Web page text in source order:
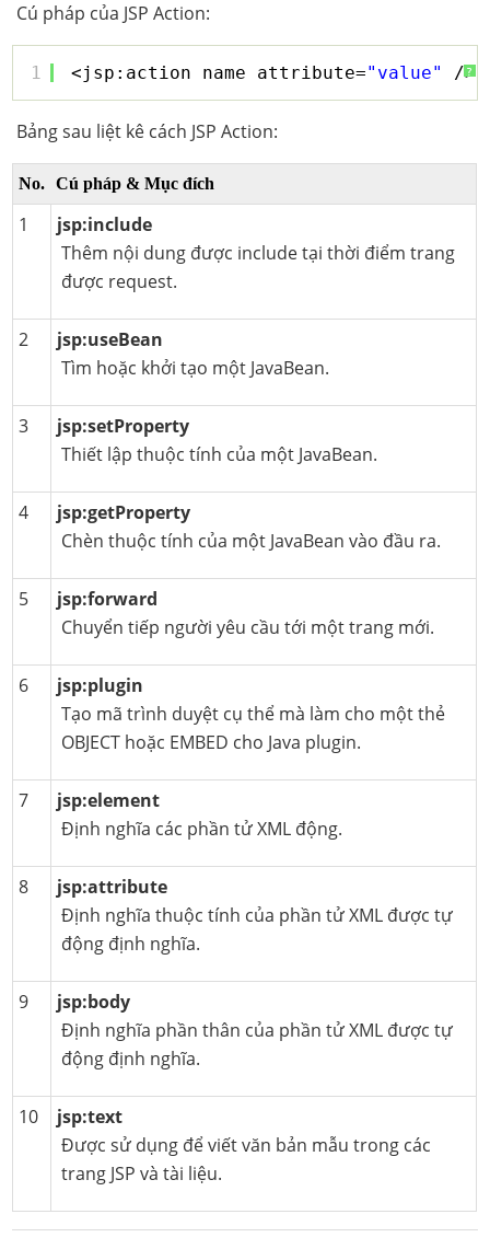
Cú pháp của JSP Action:
?
1 <jsp:action_name attribute="value" />
Bảng sau liệt kê cách JSP Action:
No. Cú pháp & Mục đích
1
jsp:include
Thêm nội dung được include tại thời điểm trang
được request.
2
jsp:useBean
Tìm hoặc khởi tạo một JavaBean.
3
jsp:setProperty
Thiết lập thuộc tính của một JavaBean.
4
jsp:getProperty
Chèn thuộc tính của một JavaBean vào đầu ra.
5
jsp:forward
Chuyển tiếp người yêu cầu tới một trang mới.
6
jsp:plugin
Tạo mã trình duyệt cụ thể mà làm cho một thẻ
OBJECT hoặc EMBED cho Java plugin.
7
jsp:element
Định nghĩa các phần tử XML động.
8
jsp:attribute
Định nghĩa thuộc tính của phần tử XML được tự
động định nghĩa.
9
jsp:body
Định nghĩa phần thân của phần tử XML được tự
động định nghĩa.
10
jsp:text
Được sử dụng để viết văn bản mẫu trong các
trang JSP và tài liệu.